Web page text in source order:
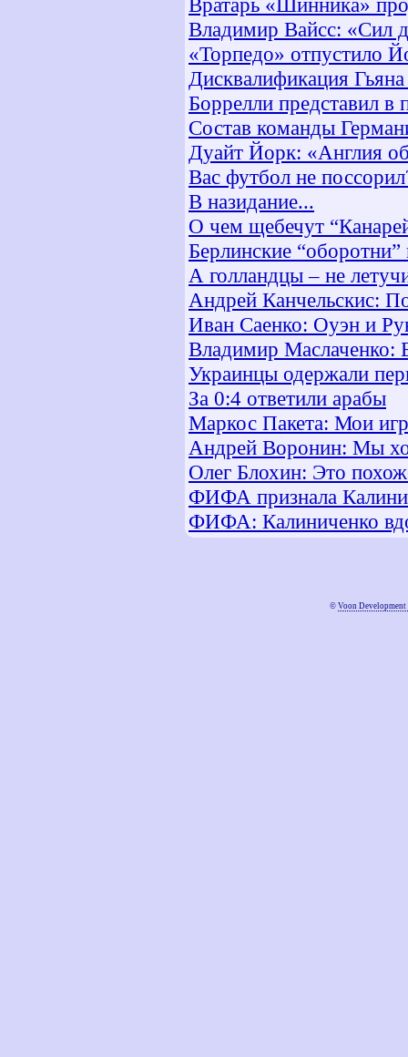
Владимир Вайсс: «Сил
«Торпедо» отпустило
Дисквалификация Гьяна
Боррелли представил в
Состав команды
Дуайт Йорк: «Англия
Вас футбол не
В назидание...
О чем щебечут
Берлинские “оборотни”
А голландцы – не
Андрей Канчельскис:
Иван Саенко: Оуэн и
Владимир Маслаченко:
Украинцы одержали
За 0:4 ответили арабы
Маркос Пакета: Мои
Андрей Воронин: Мы
Олег Блохин: Это
ФИФА признала
ФИФА: Калиниченко
© Voon Development